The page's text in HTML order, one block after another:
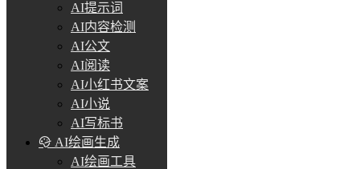
AI提示词
AI内容检测
AI公文
AI阅读
AI小红书文案
AI小说
AI写标书
AI绘画生成
AI绘画工具